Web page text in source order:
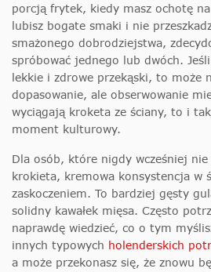
porcją frytek, kiedy masz ochotę
lubisz bogate smaki i nie
smażonego dobrodziejstwa,
spróbować jednego lub dwóch.
lekkie i zdrowe przekąski, to może
dopasowanie, ale obserwowanie
wyciągają kroketa ze ściany, to i
moment kulturowy.
Dla osób, które nigdy wcześniej nie
krokieta, kremowa konsystencja w
zaskoczeniem. To bardziej gęsty
solidny kawałek mięsa. Często
naprawdę wiedzieć, co o tym
innych typowych holenderskich
a może przekonasz się, że znowu